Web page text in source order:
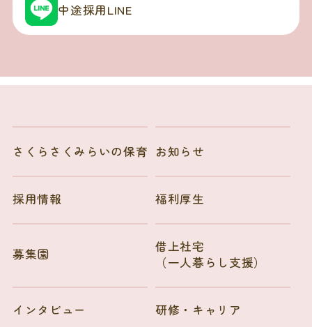
中途採用LINE
さくらさくみらいの保育 お知らせ
採用情報 福利厚生
募集園
借上社宅
（一人暮らし支援）
インタビュー 研修・キャリア